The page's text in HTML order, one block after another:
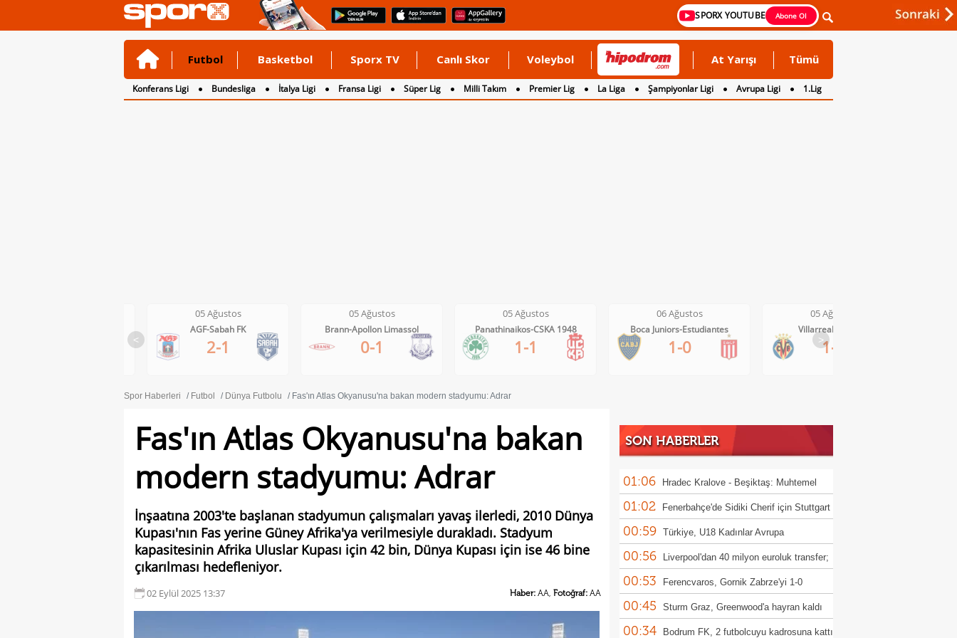
SPORX YOUTUBE Abone Ol
Futbol Basketbol Sporx TV Canlı Skor Voleybol At Yarışı Tümü
Konferans Ligi Bundesliga İtalya Ligi Fransa Ligi Süper Lig Milli Takım Premier Lig La Liga Şampiyonlar Ligi Avrupa Ligi
1.Lig
2. Lig
3. Lig
<
05 Ağustos
AGF-Sabah FK
2-1
05 Ağustos
Brann-Apollon Limassol
0-1
05 Ağustos
Panathinaikos-CSKA 1948
1-1
06 Ağustos
Boca Juniors-Estudiantes
1-0
05 Ağustos
Villarreal-Levante
1-0
>
Spor Haberleri Futbol Dünya Futbolu Fas'ın Atlas Okyanusu'na bakan modern stadyumu: Adrar
Fas'ın Atlas Okyanusu'na bakan
modern stadyumu: Adrar
İnşaatına 2003'te başlanan stadyumun çalışmaları yavaş ilerledi, 2010 Dünya
Kupası'nın Fas yerine Güney Afrika'ya verilmesiyle durakladı. Stadyum
kapasitesinin Afrika Uluslar Kupası için 42 bin, Dünya Kupası için ise 46 bine
çıkarılması hedefleniyor.
02 Eylül 2025 13:37 Haber: AA, Fotoğraf: AA
SON HABERLER
01:06 Hradec Kralove - Beşiktaş: Muhtemel
11'ler
01:02 Fenerbahçe'de Sidiki Cherif için Stuttgart
iddiası!
00:59 Türkiye, U18 Kadınlar Avrupa
Şampiyonası'nda Sırbistan'a 70-67 yenildi
00:56 Liverpool'dan 40 milyon euroluk transfer;
Victor Munoz
00:53 Ferencvaros, Gornik Zabrze'yi 1-0
mağlup etti
00:45 Sturm Graz, Greenwood'a hayran kaldı
00:34 Bodrum FK, 2 futbolcuyu kadrosuna kattı